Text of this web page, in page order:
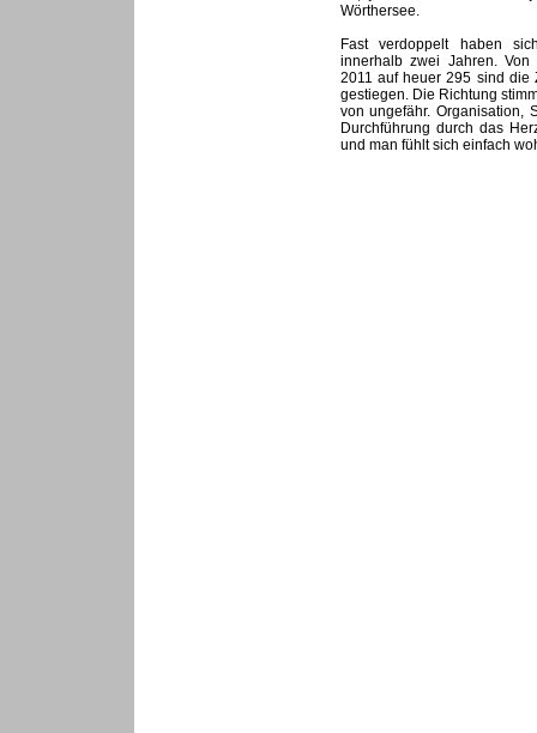
Wörthersee.
Fast verdoppelt haben
innerhalb zwei Jahren.
2011 auf heuer 295 sind die
gestiegen. Die Richtung
von ungefähr. Organisation,
Durchführung durch das
und man fühlt sich einfach